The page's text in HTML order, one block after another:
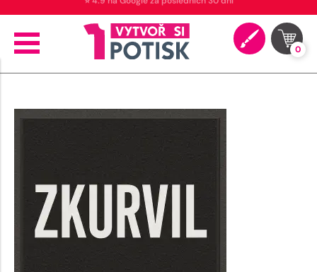
⭐ 4.9 na Google za posledních 30 dní
0